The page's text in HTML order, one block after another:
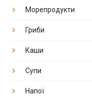
Морепродукти
Гриби
Каши
Супи
Напої